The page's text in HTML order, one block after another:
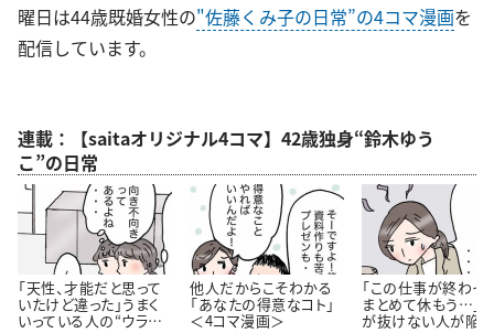
曜日は44歳既婚女性の"佐藤くみ子の日常”の4コマ漫画を
配信しています。
連載：【saitaオリジナル4コマ】42歳独身“鈴木ゆう
こ”の日常
「天性、才能だと思って
いたけど違った」うまく
いっている人の“ウラ
他人だからこそわかる
「あなたの得意なコト」
＜4コマ漫画＞
「この仕事が終わっ
まとめて休もう…」
が抜けない人が陥